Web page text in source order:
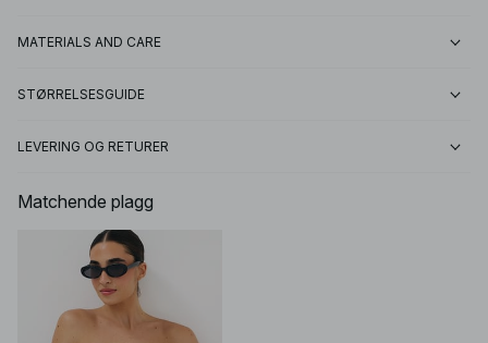
MATERIALS AND CARE
STØRRELSESGUIDE
LEVERING OG RETURER
Matchende plagg